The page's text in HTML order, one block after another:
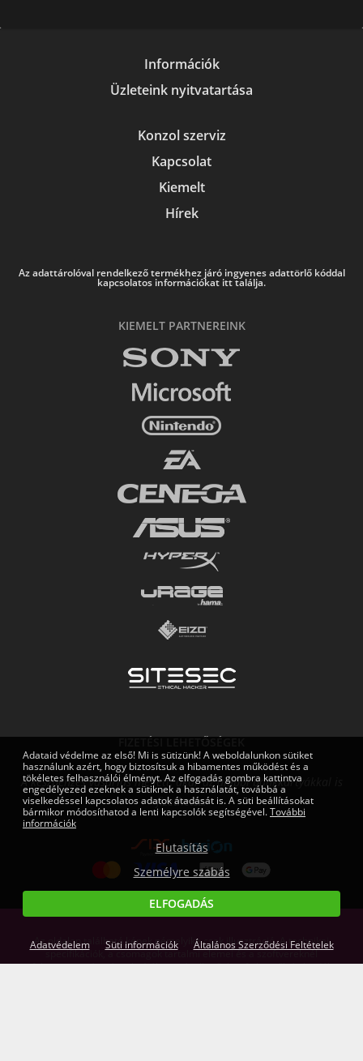
Információk
Üzleteink nyitvatartása
Konzol szerviz
Kapcsolat
Kiemelt
Hírek
Az adattárolóval rendelkező termékhez járó ingyenes adattörlő kóddal
kapcsolatos információkat itt találja.
KIEMELT PARTNEREINK
A készpénzes vásárlás mellett, akár az alábbi bankkártyákkal is
fizethetsz:
Az oldalon található képek némelyike csak illusztráció. A technikai
specifikációk, a csomagok tartalmi elemei és a szoftvereknél
feltüntetett gépigények tájékoztató jellegűek, a fejlesztők és kiadók
Adataid védelme az első! Mi is sütizünk! A weboldalunkon sütiket
használunk azért, hogy biztosítsuk a hibamentes működést és a
tökéletes felhasználói élményt. Az elfogadás gombra kattintva
engedélyezed ezeknek a sütiknek a használatát, továbbá a
viselkedéssel kapcsolatos adatok átadását is. A süti beállításokat
bármikor módosíthatod a lenti kapcsolók segítségével.További
információk
Elutasítás
Személyre szabás
ELFOGADÁS
Adatvédelem Süti információk Általános Szerződési Feltételek